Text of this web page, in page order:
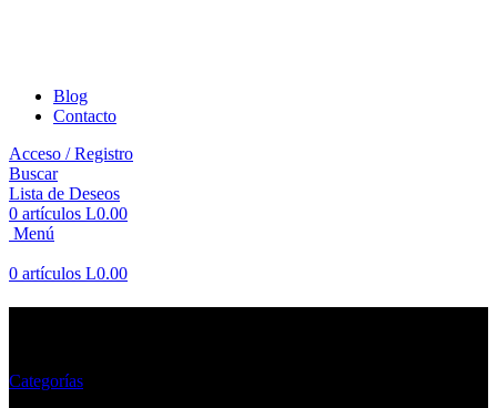
Blog
Contacto
Acceso / Registro
Buscar
Lista de Deseos
0 artículos L0.00
Menú
0 artículos L0.00
Categorías